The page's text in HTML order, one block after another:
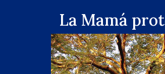
La Mamá